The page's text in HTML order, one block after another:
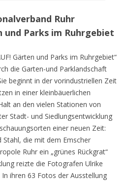
Ruhr
und Parks im Ruhrgebiet
Gärten und Parks im Ruhrgebiet“
die Garten-und Parklandschaft
beginnt in der vorindustriellen Zeit
in einer kleinbäuerlichen
an den vielen Stationen von
Stadt- und Siedlungsentwicklung
einer neuen Zeit:
die mit dem Emscher
Ruhr ein „grünes Rückgrat“
reizte die Fotografen Ulrike
ihren 63 Fotos der Ausstellung